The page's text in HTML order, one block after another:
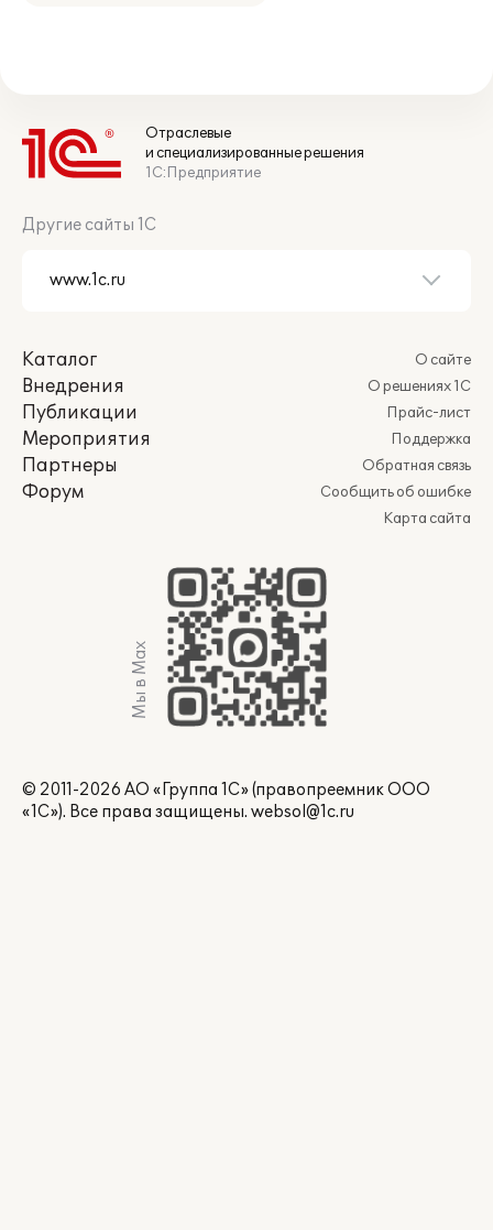
Отраслевые
и специализированные решения
1С:Предприятие
Другие сайты 1С
Каталог
Внедрения
Публикации
Мероприятия
Партнеры
Форум
О сайте
О решениях 1С
Прайс-лист
Поддержка
Обратная связь
Сообщить об ошибке
Карта сайта
Мы в Max
© 2011-2026 АО «Группа 1С» (правопреемник ООО
«1С»). Все права защищены. websol@1c.ru